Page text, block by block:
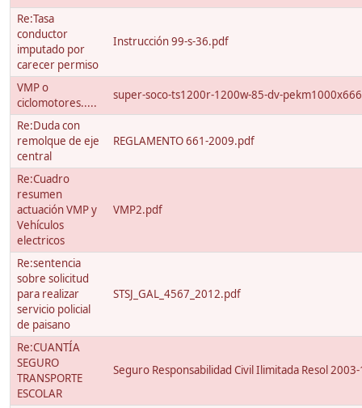
Re:Tasa
conductor
imputado por
carecer permiso
Instrucción 99-s-36.pdf
VMP o
ciclomotores.....
super-soco-ts1200r-1200w-85-dv-
Re:Duda con
remolque de eje
central
REGLAMENTO 661-2009.pdf
Re:Cuadro
resumen
actuación VMP y
Vehículos
electricos
VMP2.pdf
Re:sentencia
sobre solicitud
para realizar
servicio policial
de paisano
STSJ_GAL_4567_2012.pdf
Re:CUANTÍA
SEGURO
TRANSPORTE
ESCOLAR
Seguro Responsabilidad Civil Ilimitada Resol